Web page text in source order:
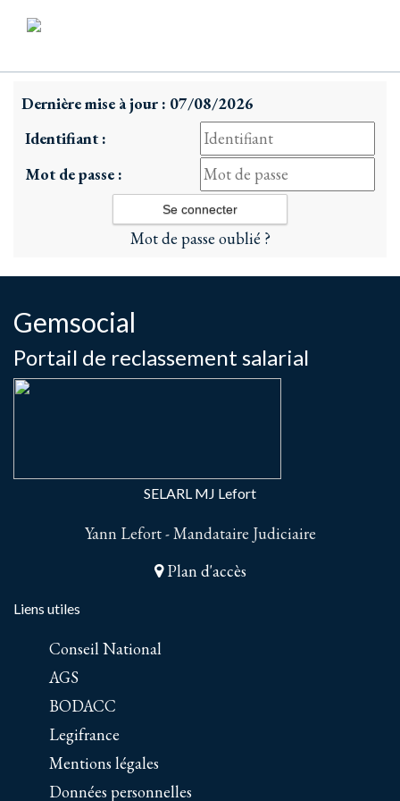
Dernière mise à jour : 07/08/2026
Identifiant :
Mot de passe :
Mot de passe oublié ?
Gemsocial
Portail de reclassement salarial
SELARL MJ Lefort
Yann Lefort - Mandataire Judiciaire
Plan d'accès
Liens utiles
Conseil National
AGS
BODACC
Legifrance
Mentions légales
Données personnelles